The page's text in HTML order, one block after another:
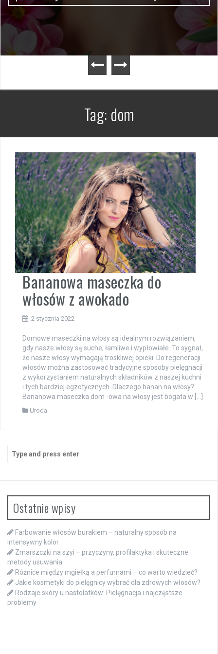
Tag: dom
Bananowa maseczka do
włosów z awokado
2 stycznia 2022
Domowe maseczki na włosy są idealnym rozwiązaniem,
gdy nasze włosy są suche, łamliwe i wypłowiałe. To sygnał,
że nasze włosy wymagają troskliwej opieki. Do regeneracji
włosów można zastosować tradycyjne sposoby pielęgnacji
z wykorzystaniem naturalnych składników z naszej kuchni
i tych bardziej egzotycznych. Dlaczego banan na włosy?
Bananowa maseczka dom -owa na włosy jest bogata w […]
Uroda
for:
Ostatnie wpisy
Farbowanie włosów burakiem – naturalny sposób na
intensywny kolor
Zmarszczki na szyi – przyczyny, profilaktyka i skuteczne
metody usuwania
Różnice między mgiełką a perfumami – co warto wiedzieć?
Jakie kosmetyki do pielęgnicy wybrać dla zdrowych włosów?
Rodzaje skóry u nastolatków: Pielęgnacja i najczęstsze
problemy